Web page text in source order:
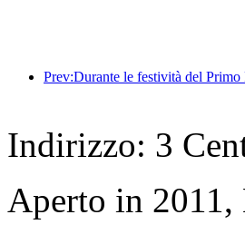
Indirizzo: 3
Aperto in 2011,